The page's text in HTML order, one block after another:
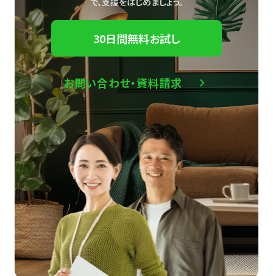
30日間無料お試し
お問い合わせ・資料請求